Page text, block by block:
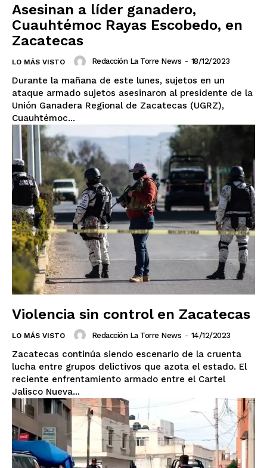
Asesinan a líder ganadero,
Cuauhtémoc Rayas Escobedo, en
Zacatecas
LO MÁS VISTO Redacción La Torre News - 18/12/2023
Durante la mañana de este lunes, sujetos en un
ataque armado sujetos asesinaron al presidente de la
Unión Ganadera Regional de Zacatecas (UGRZ),
Cuauhtémoc...
Violencia sin control en Zacatecas
LO MÁS VISTO Redacción La Torre News - 14/12/2023
Zacatecas continúa siendo escenario de la cruenta
lucha entre grupos delictivos que azota el estado. El
reciente enfrentamiento armado entre el Cartel
Jalisco Nueva...